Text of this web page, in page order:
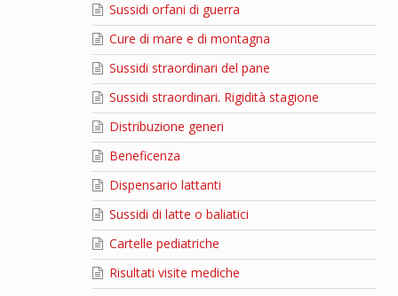
Sussidi orfani di guerra
Cure di mare e di montagna
Sussidi straordinari del pane
Sussidi straordinari. Rigidità stagione
Distribuzione generi
Beneficenza
Dispensario lattanti
Sussidi di latte o baliatici
Cartelle pediatriche
Risultati visite mediche